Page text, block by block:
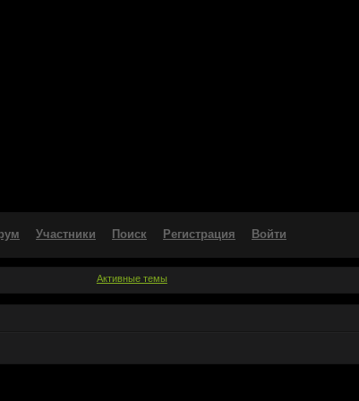
Участники Поиск Регистрация Войти
Активные темы